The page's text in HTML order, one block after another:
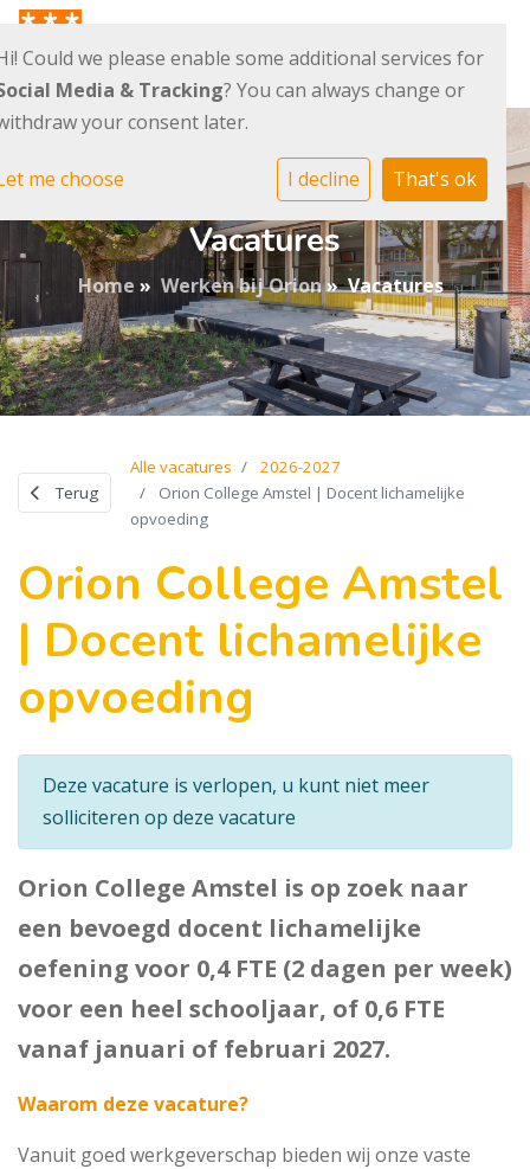
Vacatures
Home » Werken bij Orion» Vacatures
Terug
Alle vacatures
2026-2027
Orion College Amstel | Docent lichamelijke
opvoeding
Orion College Amstel
| Docent lichamelijke
opvoeding
Deze vacature is verlopen, u kunt niet meer
solliciteren op deze vacature
Orion College Amstel is op zoek naar
een bevoegd docent lichamelijke
oefening voor 0,4 FTE (2 dagen per week)
voor een heel schooljaar, of 0,6 FTE
vanaf januari of februari 2027.
Waarom deze vacature?
Vanuit goed werkgeverschap bieden wij onze vaste
Could we please enable some additional services for
Media & Tracking? You can always change or
your consent later.
me choose I decline That's ok